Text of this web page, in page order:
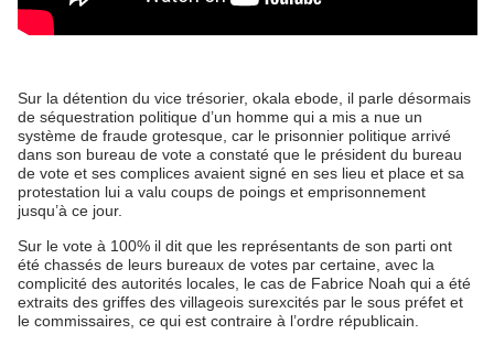
Sur la détention du vice trésorier, okala ebode, il parle désormais
de séquestration politique d’un homme qui a mis a nue un
système de fraude grotesque, car le prisonnier politique arrivé
dans son bureau de vote a constaté que le président du bureau
de vote et ses complices avaient signé en ses lieu et place et sa
protestation lui a valu coups de poings et emprisonnement
jusqu’à ce jour.
Sur le vote à 100% il dit que les représentants de son parti ont
été chassés de leurs bureaux de votes par certaine, avec la
complicité des autorités locales, le cas de Fabrice Noah qui a été
extraits des griffes des villageois surexcités par le sous préfet et
le commissaires, ce qui est contraire à l’ordre républicain.